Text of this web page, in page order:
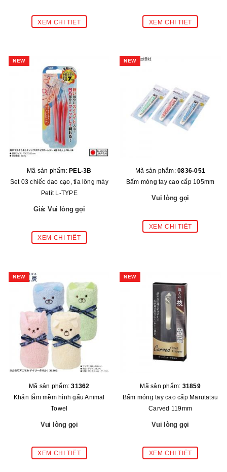
NEW
Mã sản phẩm:PEL-3B
Set 03 chiếc dao cạo, tỉa lông mày
Petit L-TYPE
Giá: Vui lòng gọi
NEW
Mã sản phẩm:0836-051
Bấm móng tay cao cấp 105mm
Vui lòng gọi
NEW
Mã sản phẩm:31362
Khăn tắm mềm hình gấu Animal
Towel
Vui lòng gọi
NEW
Mã sản phẩm: 31859
Bấm móng tay cao cấp Marutatsu
Carved 119mm
Vui lòng gọi